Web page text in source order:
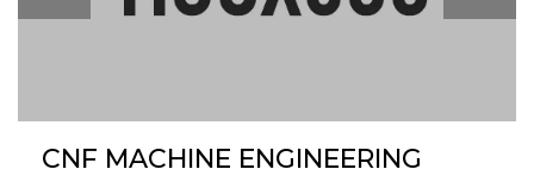
CNF MACHINE ENGINEERING